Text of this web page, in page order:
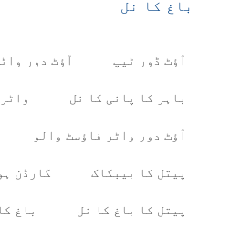
باغ کا نل
آؤٹ ڈور ٹیپ آؤٹ دور
باہر کا پانی کا نل
آؤٹ دور واٹر فاؤسٹ والو
پیتل کا بیبکاک گارڈن
پیتل کا باغ کا نل باغ